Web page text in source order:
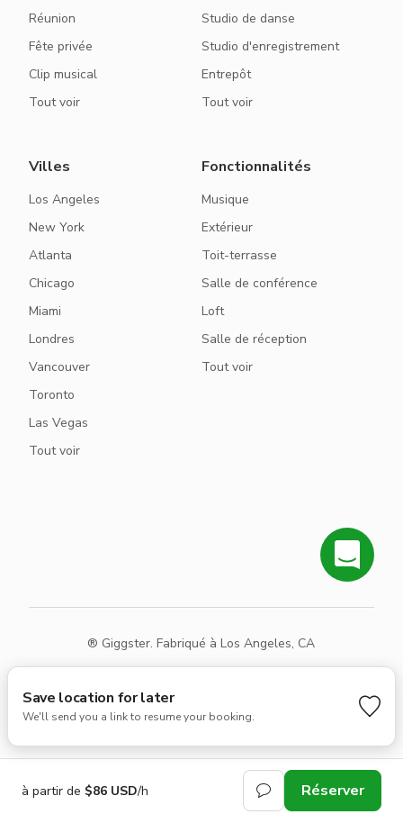
à partir de $86 USD/h Réserver
Save location for later
We'll send you a link to resume your booking.
Réunion
Fête privée
Clip musical
Tout voir
Studio de danse
Studio d'enregistrement
Entrepôt
Tout voir
Villes
Los Angeles
New York
Atlanta
Chicago
Miami
Londres
Vancouver
Toronto
Las Vegas
Tout voir
Fonctionnalités
Musique
Extérieur
Toit-terrasse
Salle de conférence
Loft
Salle de réception
Tout voir
® Giggster. Fabriqué à Los Angeles, CA